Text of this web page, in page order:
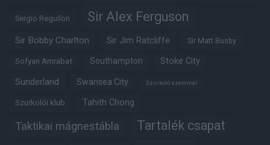
Sergio Reguilon Sir Alex Ferguson
Sir Bobby Charlton Sir Jim Ratcliffe Sir Matt Busby
Sofyan Amrabat Southampton Stoke City
Sunderland Swansea City Szurkoló szemmel
Szurkolói klub Tahith Chong
Taktikai mágnestábla Tartalék csapat